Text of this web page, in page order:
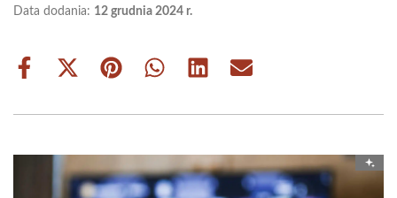
Data dodania: 12 grudnia 2024 r.
Share
Share
(Twitter)
Share Share Share Share